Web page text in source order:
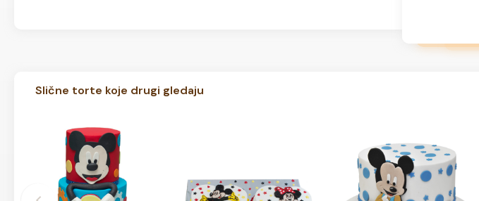
Slične torte koje drugi gledaju